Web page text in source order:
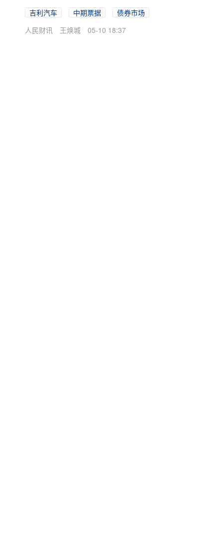
吉利汽车 中期票据
债券市场
人民财讯
王焕城 05-10 18:37